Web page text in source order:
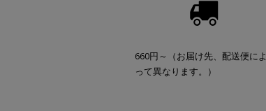
660円～（お届け先、配送便によ
って異なります。）